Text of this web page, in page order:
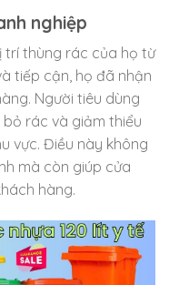
nghiệp
trí thùng rác của họ từ
tiếp cận, họ đã nhận
Người tiêu dùng
rác và giảm thiểu
vực. Điều này không
mà còn giúp cửa
hàng.